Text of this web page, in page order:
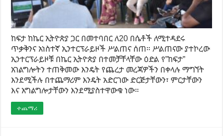
ከፍታ ከኬር ኢትዮጵያ ጋር በመተባበር ለ20 በሴቶች ለሚተዳደሩ
ጥቃቅንና አነስተኛ ኢንተርፕራይዞች ሥልጠና ሰጠ። ሥልጠናው ያተኮረው
ኢንተርፕራይዞቹ በኬር ኢትዮጵያ በተመቻቸላቸው ዕድል የ”ከፍታ”
አገልግሎትን ተጠቅመው እንዴት የጨረታ መረጃዎችን በቀላሉ ማግኘት
እንደሚችሉ በተጨማሪም እንዴት አድርገው ድርጅታቸውን፣ ምርታቸውን
እና አግልግሎታቸውን እንደሚያስተዋውቁ ነው።
ተጨማሪ